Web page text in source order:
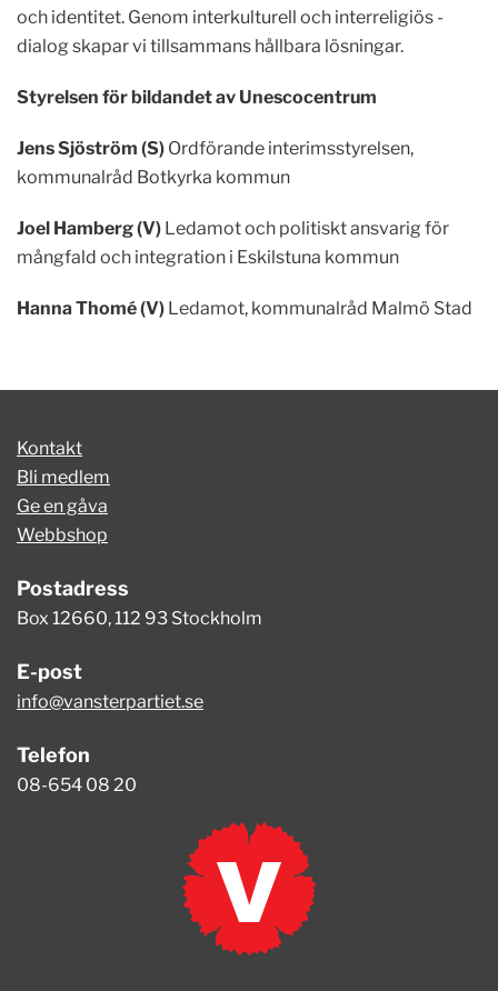
och identitet. Genom interkulturell och interreligiös ­
dialog skapar vi tillsammans hållbara lösningar.
Styrelsen för bildandet av Unescocentrum
Jens Sjöström (S) Ordförande interimsstyrelsen,
kommunalråd Botkyrka kommun
Joel Hamberg (V) Ledamot och politiskt ansvarig för
mångfald och integration i Eskilstuna kommun
Hanna Thomé (V) Ledamot, kommunalråd Malmö Stad
Kontakt
Bli medlem
Ge en gåva
Webbshop
Postadress
Box 12660, 112 93 Stockholm
E-post
info@vansterpartiet.se
Telefon
08-654 08 20